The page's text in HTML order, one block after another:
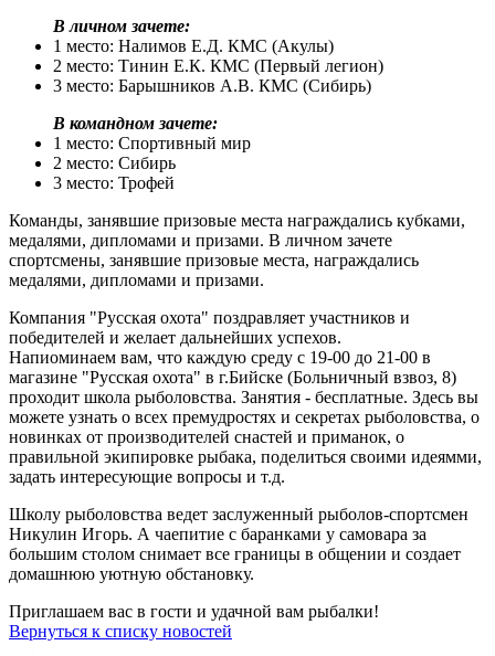
В личном зачете:
1 место: Налимов Е.Д. КМС (Акулы)
2 место: Тинин Е.К. КМС (Первый легион)
3 место: Барышников А.В. КМС (Сибирь)
В командном зачете:
1 место: Спортивный мир
2 место: Сибирь
3 место: Трофей
Команды, занявшие призовые места награждались кубками,
медалями, дипломами и призами. В личном зачете
спортсмены, занявшие призовые места, награждались
медалями, дипломами и призами.
Компания "Русская охота" поздравляет участников и
победителей и желает дальнейших успехов.
Напиоминаем вам, что каждую среду с 19-00 до 21-00 в
магазине "Русская охота" в г.Бийске (Больничный взвоз, 8)
проходит школа рыболовства. Занятия - бесплатные. Здесь вы
можете узнать о всех премудростях и секретах рыболовства, о
новинках от производителей снастей и приманок, о
правильной экипировке рыбака, поделиться своими идеямми,
задать интересующие вопросы и т.д.
Школу рыболовства ведет заслуженный рыболов-спортсмен
Никулин Игорь. А чаепитие с баранками у самовара за
большим столом снимает все границы в общении и создает
домашнюю уютную обстановку.
Приглашаем вас в гости и удачной вам рыбалки!
Вернуться к списку новостей